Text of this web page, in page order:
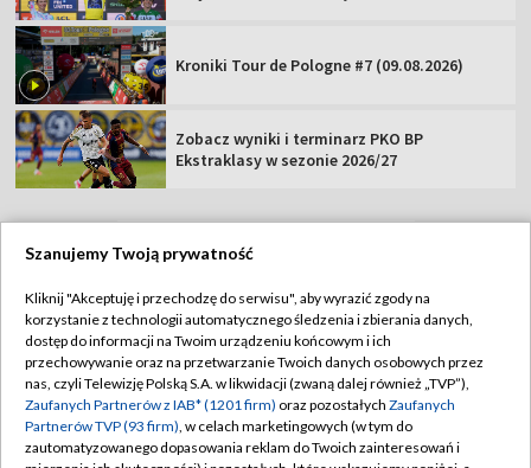
Kroniki Tour de Pologne #7 (09.08.2026)
Zobacz wyniki i terminarz PKO BP
Ekstraklasy w sezonie 2026/27
Abonament TVP
Sklep TVP
Biuro Reklamy
Oferta Handlowa
Regulamin TVP
Polityka prywatności
Moje zgody
Biuro reklamy
Szanujemy Twoją prywatność
Kliknij "Akceptuję i przechodzę do serwisu", aby wyrazić zgody na
korzystanie z technologii automatycznego śledzenia i zbierania danych,
dostęp do informacji na Twoim urządzeniu końcowym i ich
przechowywanie oraz na przetwarzanie Twoich danych osobowych przez
nas, czyli Telewizję Polską S.A. w likwidacji (zwaną dalej również „TVP”),
Zaufanych Partnerów z IAB* (1201 firm) oraz pozostałych Zaufanych
Partnerów TVP (93 firm), w celach marketingowych (w tym do
zautomatyzowanego dopasowania reklam do Twoich zainteresowań i